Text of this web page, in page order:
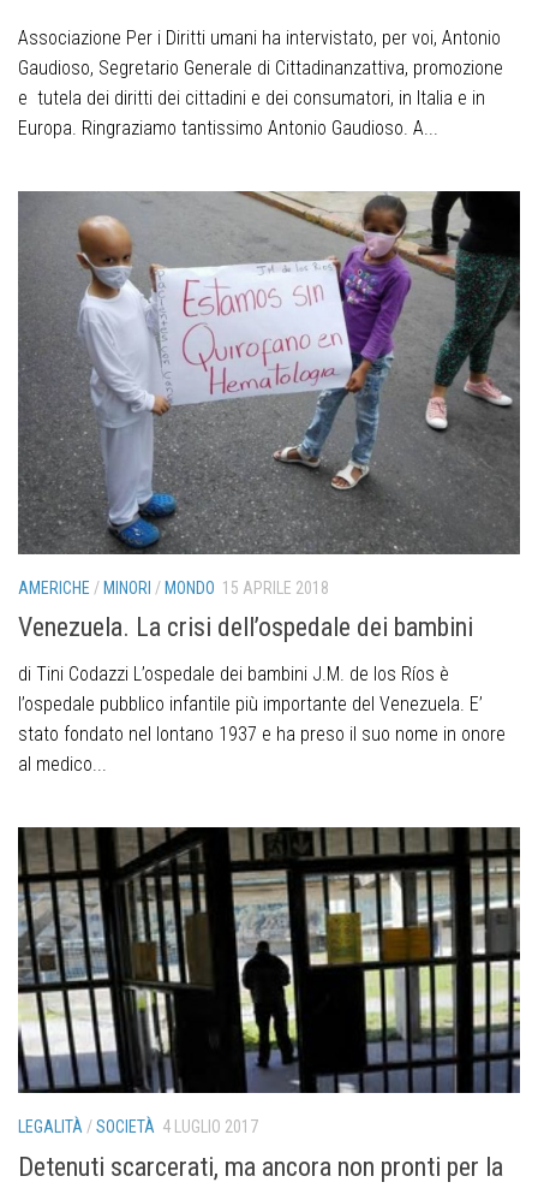
Associazione Per i Diritti umani ha intervistato, per voi, Antonio
Gaudioso, Segretario Generale di Cittadinanzattiva, promozione
e tutela dei diritti dei cittadini e dei consumatori, in Italia e in
Europa. Ringraziamo tantissimo Antonio Gaudioso. A...
AMERICHE / MINORI / MONDO 15 APRILE 2018
Venezuela. La crisi dell’ospedale dei bambini
di Tini Codazzi L’ospedale dei bambini J.M. de los Ríos è
l’ospedale pubblico infantile più importante del Venezuela. E’
stato fondato nel lontano 1937 e ha preso il suo nome in onore
al medico...
LEGALITÀ/SOCIETÀ 4 LUGLIO 2017
Detenuti scarcerati, ma ancora non pronti per la